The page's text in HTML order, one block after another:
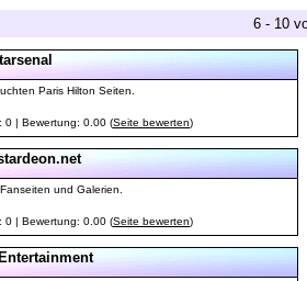
6 - 10
Paris Hilton Seiten.
0 | Bewertung: 0.00 (Seite bewerten)
und Galerien.
0 | Bewertung: 0.00 (Seite bewerten)